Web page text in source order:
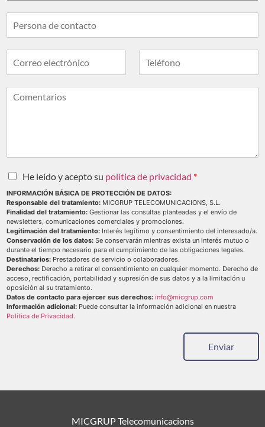
He leído y acepto su política de privacidad *
INFORMACIÓN BÁSICA DE PROTECCIÓN DE DATOS:
Responsable del tratamiento: MICGRUP TELECOMUNICACIONS, S.L.
Finalidad del tratamiento: Gestionar las consultas planteadas y el envío de
newsletters, comunicaciones comerciales y promociones.
Legitimación del tratamiento: Interés legítimo y consentimiento del interesado/a.
Conservación de los datos: Se conservarán mientras exista un interés mutuo o
durante el tiempo necesario para el cumplimiento de las obligaciones legales.
Destinatarios: Prestadores de servicio o colaboradores.
Derechos: Derecho a retirar el consentimiento en cualquier momento. Derecho de
acceso, rectificación, portabilidad y supresión de sus datos y a la limitación u
oposición al su tratamiento.
Datos de contacto para ejercer sus derechos: info@micgrup.com
Información adicional: Puede consultar la información adicional en nuestra
Política de Privacidad.
Enviar
MICGRUP Telecomunicacions